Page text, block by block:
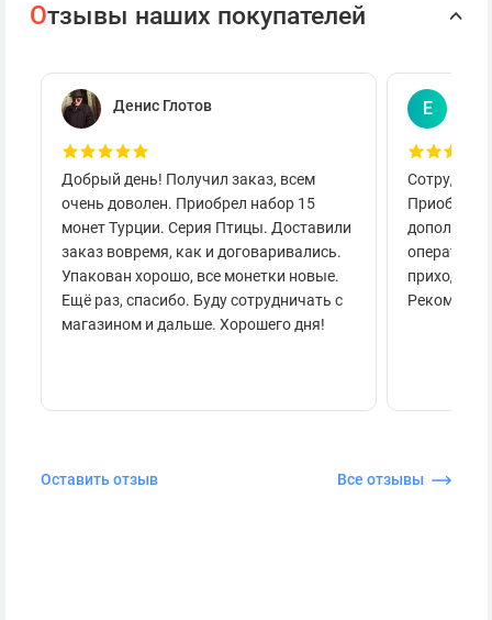
Отзывы наших покупателей
Денис Глотов
Добрый день! Получил заказ, всем
очень доволен. Приобрел набор 15
монет Турции. Серия Птицы. Доставили
заказ вовремя, как и договаривались.
Упакован хорошо, все монетки новые.
Ещё раз, спасибо. Буду сотрудничать с
магазином и дальше. Хорошего дня!
Е
приходило
Оставить отзыв Все отзывы